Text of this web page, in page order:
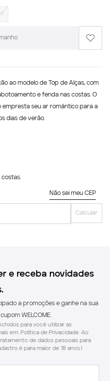
ao modelo de Top de Alças, com
e fenda nas costas. O
empresta seu ar romântico para a
dias de verão.
Não sei meu CEP
Calcular
e receba novidades
a promoções e ganhe na sua
WELCOME.
para você utilizar as
em: Política de Privacidade. Ao
de dados pessoais para
é para maior de 18 anos.l